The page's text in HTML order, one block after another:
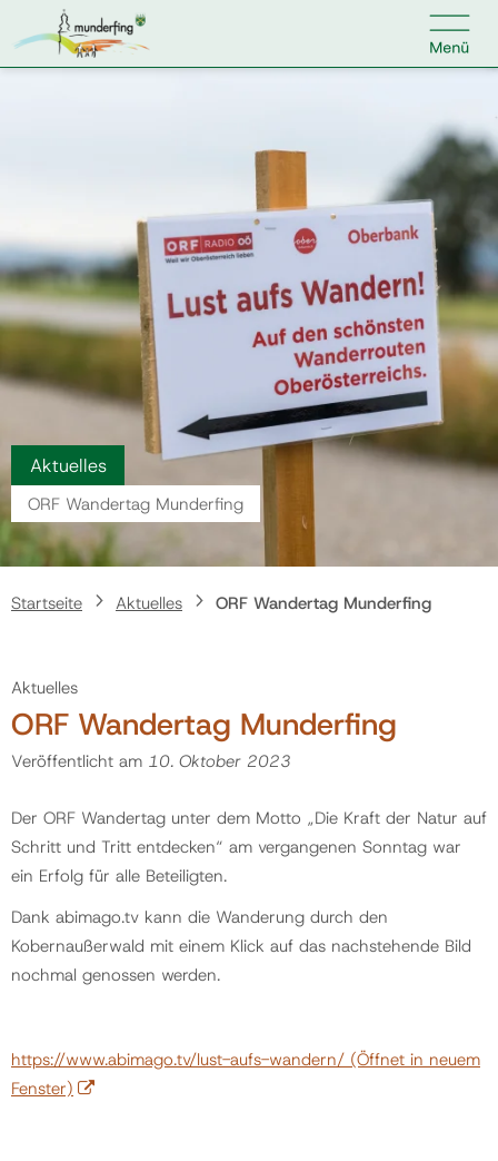
Kontakt 
Suche nach:
Kundenservice
Ihr Anliegen
Veranstaltungen
Jobs
Politik
Kontakt
Aktuelles
ORF Wandertag Munderfing
Startseite Aktuelles ORF Wandertag Munderfing
Aktuelles
ORF Wandertag Munderfing
Veröffentlicht am 10. Oktober 2023
Der ORF Wandertag unter dem Motto „Die Kraft der Natur auf
Schritt und Tritt entdecken“ am vergangenen Sonntag war
ein Erfolg für alle Beteiligten.
Dank abimago.tv kann die Wanderung durch den
Kobernaußerwald mit einem Klick auf das nachstehende Bild
nochmal genossen werden.
https://www.abimago.tv/lust-aufs-wandern/ (Öffnet in neuem
Fenster)